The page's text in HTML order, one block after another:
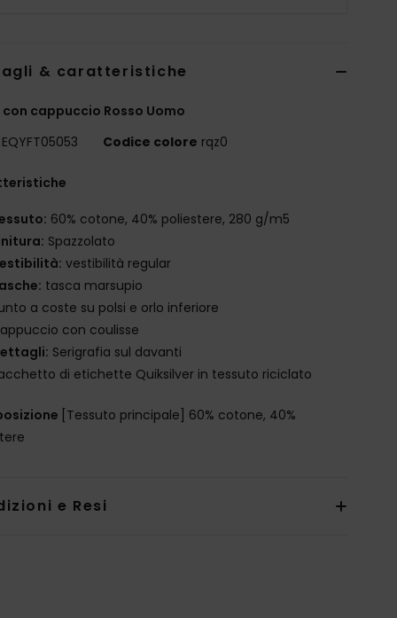
& caratteristiche
con cappuccio Rosso Uomo
EQYFT05053 Codice colore rqz0
60% cotone, 40% poliestere, 280 g/m5
Spazzolato
vestibilità regular
tasca marsupio
a coste su polsi e orlo inferiore
con coulisse
Serigrafia sul davanti
di etichette Quiksilver in tessuto riciclato
[Tessuto principale] 60% cotone, 40%
e Resi